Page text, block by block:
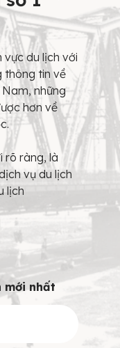
du lịch với
thông tin về
những
hơn về
rõ ràng, là
vụ du lịch
lịch
mới nhất